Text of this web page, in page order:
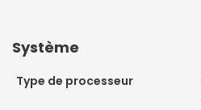
Système
Type de processeur